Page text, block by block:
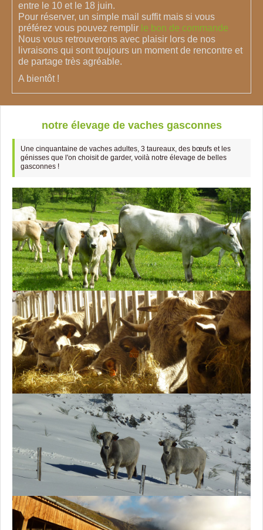
entre le 10 et le 18 juin.
Pour réserver, un simple mail suffit mais si vous
préférez vous pouvez remplir le bon de commande
Nous vous retrouverons avec plaisir lors de nos
livraisons qui sont toujours un moment de rencontre et
de partage très agréable.
A bientôt !
notre élevage de vaches gasconnes
Une cinquantaine de vaches adultes, 3 taureaux, des bœufs et les
génisses que l'on choisit de garder, voilà notre élevage de belles
gasconnes !